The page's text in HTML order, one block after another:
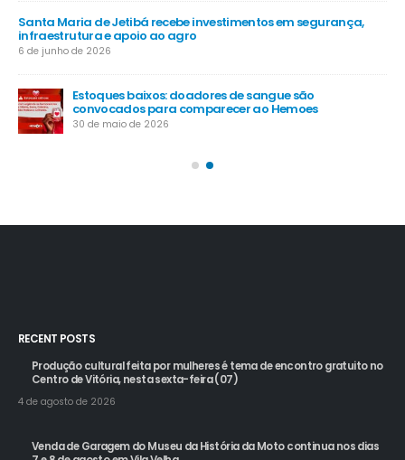
Santa Maria de Jetibá recebe investimentos em segurança,
infraestrutura e apoio ao agro
6 de junho de 2026
Estoques baixos: doadores de sangue são
convocados para comparecer ao Hemoes
30 de maio de 2026
RECENT POSTS
Produção cultural feita por mulheres é tema de encontro gratuito no
Centro de Vitória, nesta sexta-feira (07)
4 de agosto de 2026
Venda de Garagem do Museu da História da Moto continua nos dias